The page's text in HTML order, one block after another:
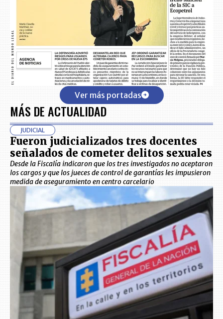
Ver más portadas
MÁS DE ACTUALIDAD
JUDICIAL
Fueron judicializados tres docentes
señalados de cometer delitos sexuales
Desde la Fiscalía indicaron que los tres investigados no aceptaron
los cargos y que los jueces de control de garantías les impusieron
medida de aseguramiento en centro carcelario